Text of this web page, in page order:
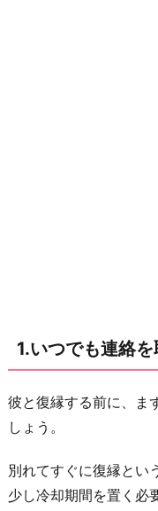
き
合
っ
て
た
頃
1.いつでも連絡
彼と復縁する前に、ま
しょう。
別れてすぐに復縁とい
少し冷却期間を置く必